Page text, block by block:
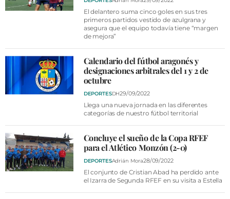
El delantero suma cinco goles en sus tres
primeros partidos vestido de azulgrana y
asegura que el equipo todavía tiene “margen
de mejora”
Calendario del fútbol aragonés y
designaciones arbitrales del 1 y 2 de
octubre
DEPORTESDH29/09/2022
Llega una nueva jornada en las diferentes
categorías de nuestro fútbol territorial
Concluye el sueño de la Copa RFEF
para el Atlético Monzón (2-0)
DEPORTESAdrián Mora28/09/2022
El conjunto de Cristian Abad ha perdido ante
el Izarra de Segunda RFEF en su visita a Estella